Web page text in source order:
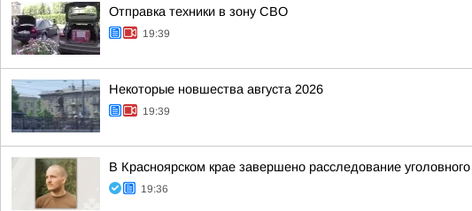
Отправка техники в зону СВО
19:39
Некоторые новшества августа 2026
19:39
В Красноярском крае завершено расследование
19:36